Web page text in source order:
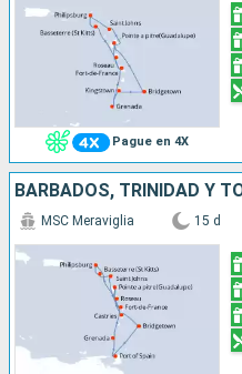
Pague en 4X
MSC Meraviglia 15 d